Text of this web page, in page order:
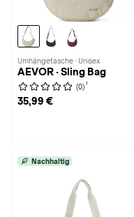
Umhängetasche · Unisex
AEVOR · Sling Bag
(0) 1
35,99 €
Nachhaltig